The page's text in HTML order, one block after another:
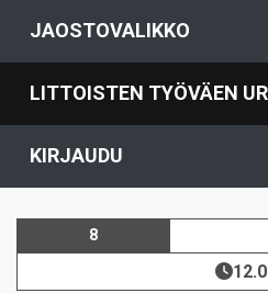
JAOSTOVALIKKO
LITTOISTEN TYÖVÄEN
KIRJAUDU
8